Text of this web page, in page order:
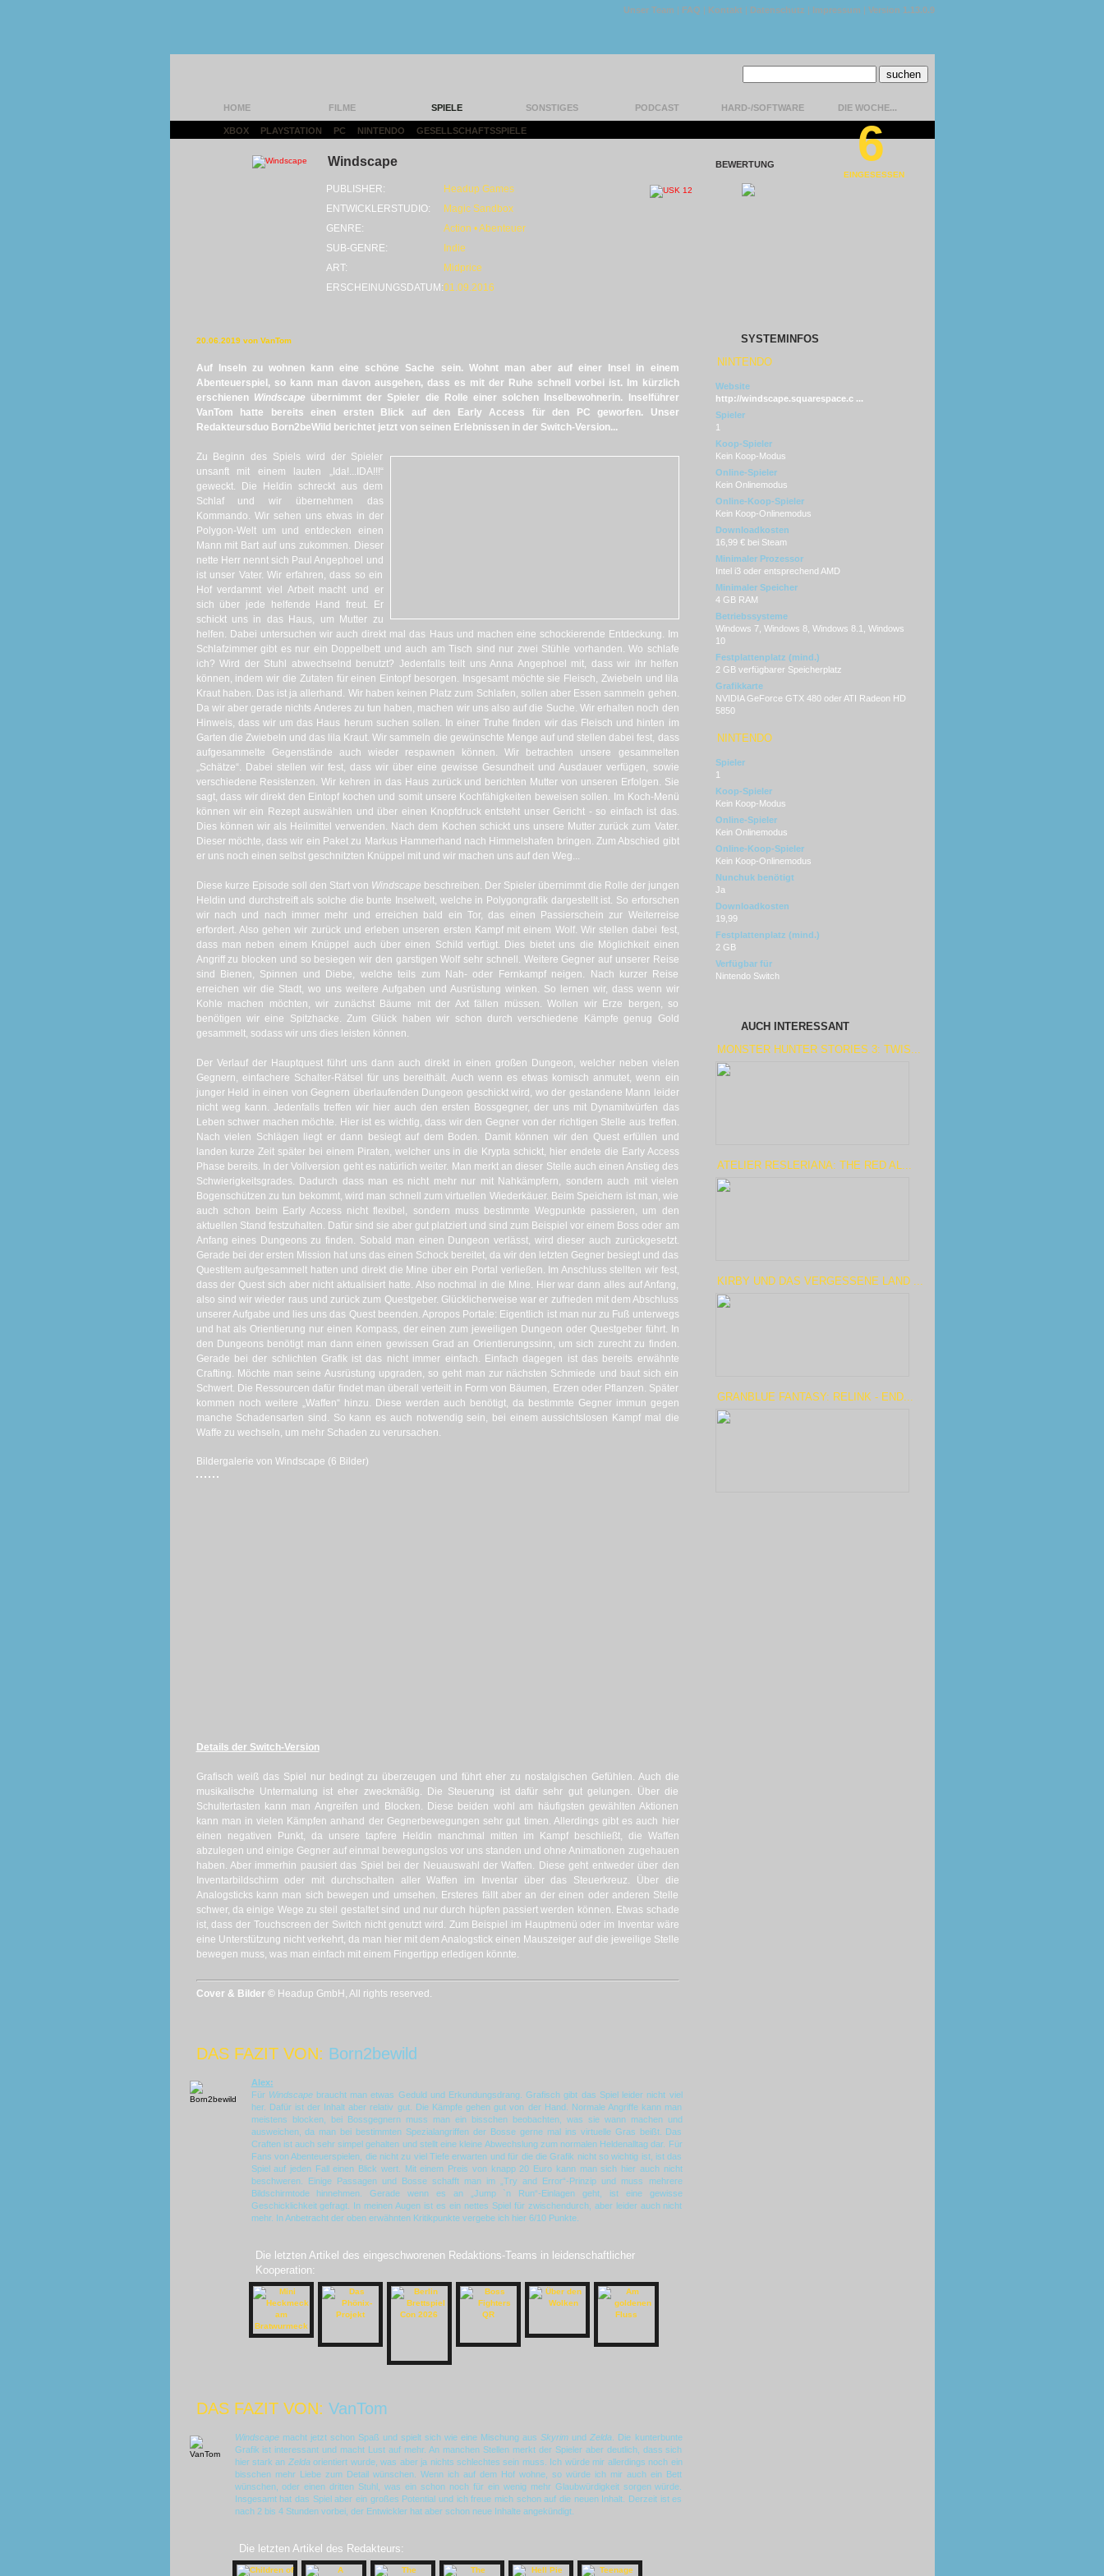
Unser Team | FAQ | Kontakt | Datenschutz | Impressum | Version 1.13.0.9
HOME FILME SPIELE SONSTIGES PODCAST HARD-/SOFTWARE DIE WOCHE...
XBOX PLAYSTATION PC NINTENDO GESELLSCHAFTSSPIELE
Windscape
PUBLISHER:
Headup Games
ENTWICKLERSTUDIO:
Magic Sandbox
GENRE:
Action • Abenteuer
SUB-GENRE:
Indie
ART:
Midprice
ERSCHEINUNGSDATUM:01.09.2016
BEWERTUNG 6
EINGESESSEN
20.06.2019 von VanTom
Auf Inseln zu wohnen kann eine schöne Sache sein. Wohnt man aber auf einer Insel in einem
Abenteuerspiel, so kann man davon ausgehen, dass es mit der Ruhe schnell vorbei ist. Im kürzlich
erschienen Windscape übernimmt der Spieler die Rolle einer solchen Inselbewohnerin. Inselführer
VanTom hatte bereits einen ersten Blick auf den Early Access für den PC geworfen. Unser
Redakteursduo Born2beWild berichtet jetzt von seinen Erlebnissen in der Switch-Version...
Zu Beginn des Spiels wird der Spieler
unsanft mit einem lauten „Ida!...IDA!!!“
geweckt. Die Heldin schreckt aus dem
Schlaf und wir übernehmen das
Kommando. Wir sehen uns etwas in der
Polygon-Welt um und entdecken einen
Mann mit Bart auf uns zukommen. Dieser
nette Herr nennt sich Paul Angephoel und
ist unser Vater. Wir erfahren, dass so ein
Hof verdammt viel Arbeit macht und er
sich über jede helfende Hand freut. Er
schickt uns in das Haus, um Mutter zu
helfen. Dabei untersuchen wir auch direkt mal das Haus und machen eine schockierende Entdeckung. Im
Schlafzimmer gibt es nur ein Doppelbett und auch am Tisch sind nur zwei Stühle vorhanden. Wo schlafe
ich? Wird der Stuhl abwechselnd benutzt? Jedenfalls teilt uns Anna Angephoel mit, dass wir ihr helfen
können, indem wir die Zutaten für einen Eintopf besorgen. Insgesamt möchte sie Fleisch, Zwiebeln und lila
Kraut haben. Das ist ja allerhand. Wir haben keinen Platz zum Schlafen, sollen aber Essen sammeln gehen.
Da wir aber gerade nichts Anderes zu tun haben, machen wir uns also auf die Suche. Wir erhalten noch den
Hinweis, dass wir um das Haus herum suchen sollen. In einer Truhe finden wir das Fleisch und hinten im
Garten die Zwiebeln und das lila Kraut. Wir sammeln die gewünschte Menge auf und stellen dabei fest, dass
aufgesammelte Gegenstände auch wieder respawnen können. Wir betrachten unsere gesammelten
„Schätze“. Dabei stellen wir fest, dass wir über eine gewisse Gesundheit und Ausdauer verfügen, sowie
verschiedene Resistenzen. Wir kehren in das Haus zurück und berichten Mutter von unseren Erfolgen. Sie
sagt, dass wir direkt den Eintopf kochen und somit unsere Kochfähigkeiten beweisen sollen. Im Koch-Menü
können wir ein Rezept auswählen und über einen Knopfdruck entsteht unser Gericht - so einfach ist das.
Dies können wir als Heilmittel verwenden. Nach dem Kochen schickt uns unsere Mutter zurück zum Vater.
Dieser möchte, dass wir ein Paket zu Markus Hammerhand nach Himmelshafen bringen. Zum Abschied gibt
er uns noch einen selbst geschnitzten Knüppel mit und wir machen uns auf den Weg...
Diese kurze Episode soll den Start von Windscape beschreiben. Der Spieler übernimmt die Rolle der jungen
Heldin und durchstreift als solche die bunte Inselwelt, welche in Polygongrafik dargestellt ist. So erforschen
wir nach und nach immer mehr und erreichen bald ein Tor, das einen Passierschein zur Weiterreise
erfordert. Also gehen wir zurück und erleben unseren ersten Kampf mit einem Wolf. Wir stellen dabei fest,
dass man neben einem Knüppel auch über einen Schild verfügt. Dies bietet uns die Möglichkeit einen
Angriff zu blocken und so besiegen wir den garstigen Wolf sehr schnell. Weitere Gegner auf unserer Reise
sind Bienen, Spinnen und Diebe, welche teils zum Nah- oder Fernkampf neigen. Nach kurzer Reise
erreichen wir die Stadt, wo uns weitere Aufgaben und Ausrüstung winken. So lernen wir, dass wenn wir
Kohle machen möchten, wir zunächst Bäume mit der Axt fällen müssen. Wollen wir Erze bergen, so
benötigen wir eine Spitzhacke. Zum Glück haben wir schon durch verschiedene Kämpfe genug Gold
gesammelt, sodass wir uns dies leisten können.
Der Verlauf der Hauptquest führt uns dann auch direkt in einen großen Dungeon, welcher neben vielen
Gegnern, einfachere Schalter-Rätsel für uns bereithält. Auch wenn es etwas komisch anmutet, wenn ein
junger Held in einen von Gegnern überlaufenden Dungeon geschickt wird, wo der gestandene Mann leider
nicht weg kann. Jedenfalls treffen wir hier auch den ersten Bossgegner, der uns mit Dynamitwürfen das
Leben schwer machen möchte. Hier ist es wichtig, dass wir den Gegner von der richtigen Stelle aus treffen.
Nach vielen Schlägen liegt er dann besiegt auf dem Boden. Damit können wir den Quest erfüllen und
landen kurze Zeit später bei einem Piraten, welcher uns in die Krypta schickt, hier endete die Early Access
Phase bereits. In der Vollversion geht es natürlich weiter. Man merkt an dieser Stelle auch einen Anstieg des
Schwierigkeitsgrades. Dadurch dass man es nicht mehr nur mit Nahkämpfern, sondern auch mit vielen
Bogenschützen zu tun bekommt, wird man schnell zum virtuellen Wiederkäuer. Beim Speichern ist man, wie
auch schon beim Early Access nicht flexibel, sondern muss bestimmte Wegpunkte passieren, um den
aktuellen Stand festzuhalten. Dafür sind sie aber gut platziert und sind zum Beispiel vor einem Boss oder am
Anfang eines Dungeons zu finden. Sobald man einen Dungeon verlässt, wird dieser auch zurückgesetzt.
Gerade bei der ersten Mission hat uns das einen Schock bereitet, da wir den letzten Gegner besiegt und das
Questitem aufgesammelt hatten und direkt die Mine über ein Portal verließen. Im Anschluss stellten wir fest,
dass der Quest sich aber nicht aktualisiert hatte. Also nochmal in die Mine. Hier war dann alles auf Anfang,
also sind wir wieder raus und zurück zum Questgeber. Glücklicherweise war er zufrieden mit dem Abschluss
unserer Aufgabe und lies uns das Quest beenden. Apropos Portale: Eigentlich ist man nur zu Fuß unterwegs
und hat als Orientierung nur einen Kompass, der einen zum jeweiligen Dungeon oder Questgeber führt. In
den Dungeons benötigt man dann einen gewissen Grad an Orientierungssinn, um sich zurecht zu finden.
Gerade bei der schlichten Grafik ist das nicht immer einfach. Einfach dagegen ist das bereits erwähnte
Crafting. Möchte man seine Ausrüstung upgraden, so geht man zur nächsten Schmiede und baut sich ein
Schwert. Die Ressourcen dafür findet man überall verteilt in Form von Bäumen, Erzen oder Pflanzen. Später
kommen noch weitere „Waffen“ hinzu. Diese werden auch benötigt, da bestimmte Gegner immun gegen
manche Schadensarten sind. So kann es auch notwendig sein, bei einem aussichtslosen Kampf mal die
Waffe zu wechseln, um mehr Schaden zu verursachen.
Bildergalerie von Windscape (6 Bilder)
Details der Switch-Version
Grafisch weiß das Spiel nur bedingt zu überzeugen und führt eher zu nostalgischen Gefühlen. Auch die
musikalische Untermalung ist eher zweckmäßig. Die Steuerung ist dafür sehr gut gelungen. Über die
Schultertasten kann man Angreifen und Blocken. Diese beiden wohl am häufigsten gewählten Aktionen
kann man in vielen Kämpfen anhand der Gegnerbewegungen sehr gut timen. Allerdings gibt es auch hier
einen negativen Punkt, da unsere tapfere Heldin manchmal mitten im Kampf beschließt, die Waffen
abzulegen und einige Gegner auf einmal bewegungslos vor uns standen und ohne Animationen zugehauen
haben. Aber immerhin pausiert das Spiel bei der Neuauswahl der Waffen. Diese geht entweder über den
Inventarbildschirm oder mit durchschalten aller Waffen im Inventar über das Steuerkreuz. Über die
Analogsticks kann man sich bewegen und umsehen. Ersteres fällt aber an der einen oder anderen Stelle
schwer, da einige Wege zu steil gestaltet sind und nur durch hüpfen passiert werden können. Etwas schade
ist, dass der Touchscreen der Switch nicht genutzt wird. Zum Beispiel im Hauptmenü oder im Inventar wäre
eine Unterstützung nicht verkehrt, da man hier mit dem Analogstick einen Mauszeiger auf die jeweilige Stelle
bewegen muss, was man einfach mit einem Fingertipp erledigen könnte.
Cover & Bilder © Headup GmbH, All rights reserved.
DAS FAZIT VON: Born2bewild
Alex:
Für Windscape braucht man etwas Geduld und Erkundungsdrang. Grafisch gibt das Spiel leider nicht viel
her. Dafür ist der Inhalt aber relativ gut. Die Kämpfe gehen gut von der Hand. Normale Angriffe kann man
meistens blocken, bei Bossgegnern muss man ein bisschen beobachten, was sie wann machen und
ausweichen, da man bei bestimmten Spezialangriffen der Bosse gerne mal ins virtuelle Gras beißt. Das
Craften ist auch sehr simpel gehalten und stellt eine kleine Abwechslung zum normalen Heldenalltag dar. Für
Fans von Abenteuerspielen, die nicht zu viel Tiefe erwarten und für die die Grafik nicht so wichtig ist, ist das
Spiel auf jeden Fall einen Blick wert. Mit einem Preis von knapp 20 Euro kann man sich hier auch nicht
beschweren. Einige Passagen und Bosse schafft man im „Try and Error“-Prinzip und muss mehrere
Bildschirmtode hinnehmen. Gerade wenn es an „Jump `n Run“-Einlagen geht, ist eine gewisse
Geschicklichkeit gefragt. In meinen Augen ist es ein nettes Spiel für zwischendurch, aber leider auch nicht
mehr. In Anbetracht der oben erwähnten Kritikpunkte vergebe ich hier 6/10 Punkte.
Die letzten Artikel des eingeschworenen Redaktions-Teams in leidenschaftlicher
Kooperation:
DAS FAZIT VON: VanTom
Windscapemacht jetzt schon Spaß und spielt sich wie eine Mischung ausSkyrim undZelda . Die kunterbunte
Grafik ist interessant und macht Lust auf mehr. An manchen Stellen merkt der Spieler aber deutlich, dass sich
hier stark an Zeldaorientiert wurde, was aber ja nichts schlechtes sein muss. Ich würde mir allerdings noch ein
bisschen mehr Liebe zum Detail wünschen. Wenn ich auf dem Hof wohne, so würde ich mir auch ein Bett
wünschen, oder einen dritten Stuhl, was ein schon noch für ein wenig mehr Glaubwürdigkeit sorgen würde.
Insgesamt hat das Spiel aber ein großes Potential und ich freue mich schon auf die neuen Inhalt. Derzeit ist es
nach 2 bis 4 Stunden vorbei, der Entwickler hat aber schon neue Inhalte angekündigt.
Die letzten Artikel des Redakteurs:
SYSTEMINFOS
NINTENDO
Website
http://windscape.squarespace.c ...
Spieler
1
Koop-Spieler
Kein Koop-Modus
Online-Spieler
Kein Onlinemodus
Online-Koop-Spieler
Kein Koop-Onlinemodus
Downloadkosten
16,99 € bei Steam
Minimaler Prozessor
Intel i3 oder entsprechend AMD
Minimaler Speicher
4 GB RAM
Betriebssysteme
Windows 7, Windows 8, Windows 8.1, Windows
10
Festplattenplatz (mind.)
2 GB verfügbarer Speicherplatz
Grafikkarte
NVIDIA GeForce GTX 480 oder ATI Radeon HD
5850
NINTENDO
Spieler
1
Koop-Spieler
Kein Koop-Modus
Online-Spieler
Kein Onlinemodus
Online-Koop-Spieler
Kein Koop-Onlinemodus
Nunchuk benötigt
Ja
Downloadkosten
19,99
Festplattenplatz (mind.)
2 GB
Verfügbar für
Nintendo Switch
AUCH INTERESSANT
MONSTER HUNTER STORIES 3: TWIS...
ATELIER RESLERIANA: THE RED AL...
KIRBY UND DAS VERGESSENE LAND ...
GRANBLUE FANTASY: RELINK - END...